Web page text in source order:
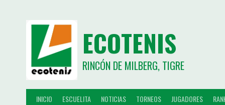
ECOTENIS
RINCÓN DE MILBERG, TIGRE
INICIO ESCUELITA NOTICIAS TORNEOS JUGADORES